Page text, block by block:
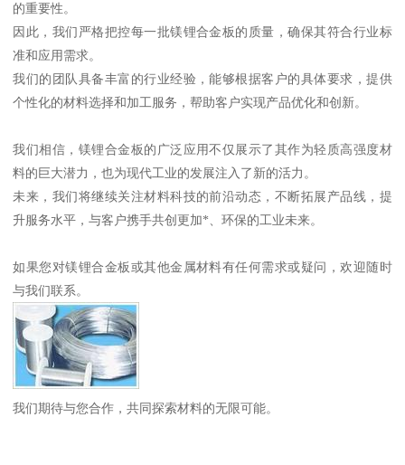
的重要性。
因此，我们严格把控每一批镁锂合金板的质量，确保其符合行业标
准和应用需求。
我们的团队具备丰富的行业经验，能够根据客户的具体要求，提供
个性化的材料选择和加工服务，帮助客户实现产品优化和创新。
我们相信，镁锂合金板的广泛应用不仅展示了其作为轻质高强度材
料的巨大潜力，也为现代工业的发展注入了新的活力。
未来，我们将继续关注材料科技的前沿动态，不断拓展产品线，提
升服务水平，与客户携手共创更加*、环保的工业未来。
如果您对镁锂合金板或其他金属材料有任何需求或疑问，欢迎随时
与我们联系。
我们期待与您合作，共同探索材料的无限可能。